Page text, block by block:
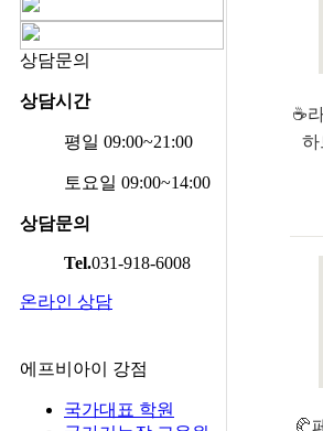
상담문의
상담시간
평일 09:00~21:00
토요일 09:00~14:00
상담문의
Tel.031-918-6008
온라인 상담
에프비아이 강점
국가대표 학원
☕
하
🥐